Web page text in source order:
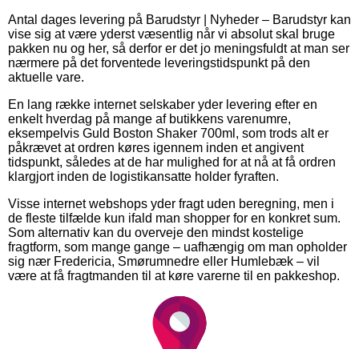
Antal dages levering på Barudstyr | Nyheder – Barudstyr kan
vise sig at være yderst væsentlig når vi absolut skal bruge
pakken nu og her, så derfor er det jo meningsfuldt at man ser
nærmere på det forventede leveringstidspunkt på den
aktuelle vare.
En lang række internet selskaber yder levering efter en
enkelt hverdag på mange af butikkens varenumre,
eksempelvis Guld Boston Shaker 700ml, som trods alt er
påkrævet at ordren køres igennem inden et angivent
tidspunkt, således at de har mulighed for at nå at få ordren
klargjort inden de logistikansatte holder fyraften.
Visse internet webshops yder fragt uden beregning, men i
de fleste tilfælde kun ifald man shopper for en konkret sum.
Som alternativ kan du overveje den mindst kostelige
fragtform, som mange gange – uafhængig om man opholder
sig nær Fredericia, Smørumnedre eller Humlebæk – vil
være at få fragtmanden til at køre varerne til en pakkeshop.